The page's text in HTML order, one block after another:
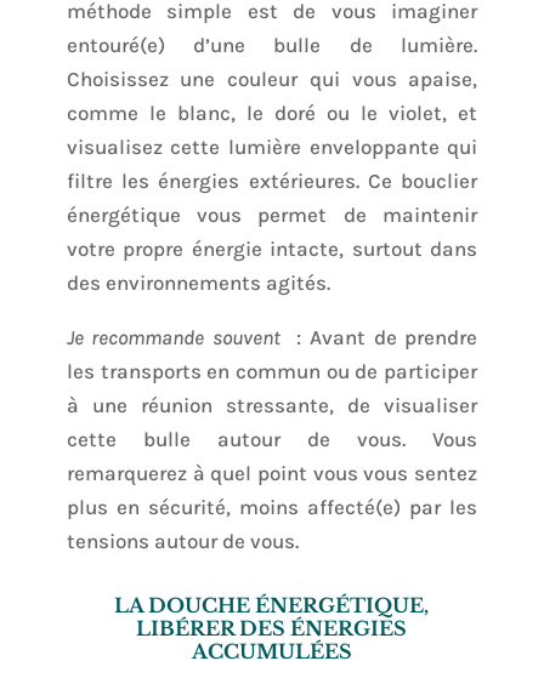
méthode simple est de vous imaginer
entouré(e) d’une bulle de lumière.
Choisissez une couleur qui vous apaise,
comme le blanc, le doré ou le violet, et
visualisez cette lumière enveloppante qui
filtre les énergies extérieures. Ce bouclier
énergétique vous permet de maintenir
votre propre énergie intacte, surtout dans
des environnements agités.
Je recommande souvent
: Avant de prendre
les transports en commun ou de participer
à une réunion stressante, de visualiser
cette bulle autour de vous. Vous
remarquerez à quel point vous vous sentez
plus en sécurité, moins affecté(e) par les
tensions autour de vous.
LA DOUCHE ÉNERGÉTIQUE,
LIBÉRER DES ÉNERGIES
ACCUMULÉES